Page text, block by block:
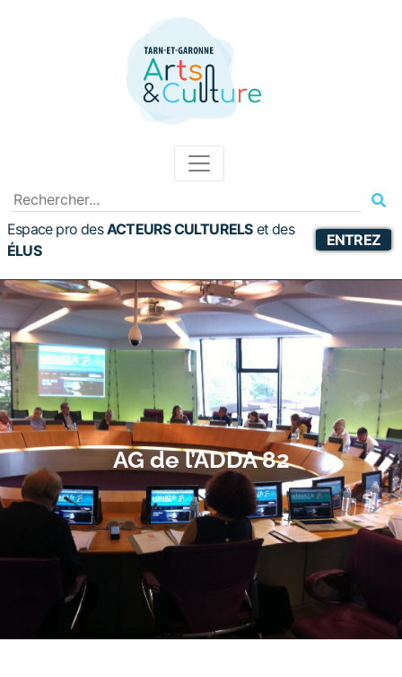
Espace pro desACTEURS CULTURELS etdes
ÉLUS
ENTREZ
AG de l’ADDA 82